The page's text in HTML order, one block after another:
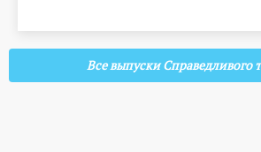
Все выпуски Справедливого